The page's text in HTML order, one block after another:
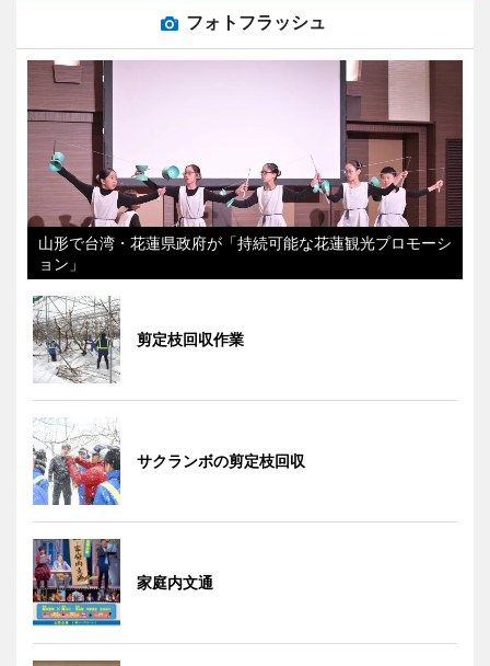
フォトフラッシュ
山形で台湾・花蓮県政府が「持続可能な花蓮観光プロモーシ
ョン」
剪定枝回収作業
サクランボの剪定枝回収
家庭内文通